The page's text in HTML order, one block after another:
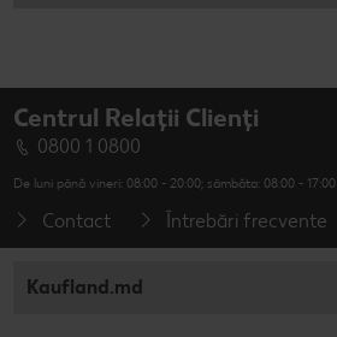
Centrul Relații Clienți
0800 1 0800
De luni până vineri: 08:00 - 20:00; sâmbăta: 08:00 - 17:00
Contact Întrebări frecvente
Kaufland.md